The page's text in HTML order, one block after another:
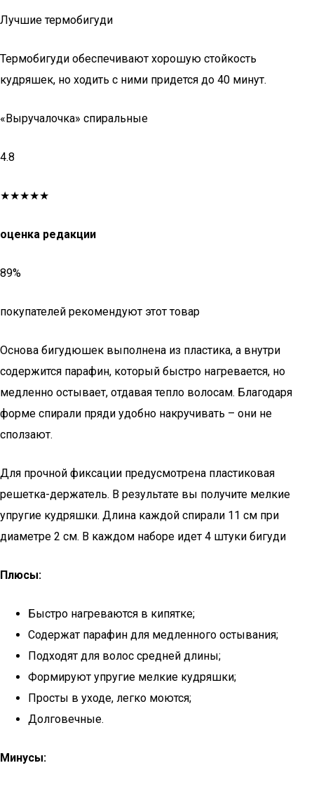
Лучшие термобигуди
Термобигуди обеспечивают хорошую стойкость
кудряшек, но ходить с ними придется до 40 минут.
«Выручалочка» спиральные
4.8
★★★★★
оценка редакции
89%
покупателей рекомендуют этот товар
Основа бигудюшек выполнена из пластика, а внутри
содержится парафин, который быстро нагревается, но
медленно остывает, отдавая тепло волосам. Благодаря
форме спирали пряди удобно накручивать – они не
сползают.
Для прочной фиксации предусмотрена пластиковая
решетка-держатель. В результате вы получите мелкие
упругие кудряшки. Длина каждой спирали 11 см при
диаметре 2 см. В каждом наборе идет 4 штуки бигуди
Плюсы:
Быстро нагреваются в кипятке;
Содержат парафин для медленного остывания;
Подходят для волос средней длины;
Формируют упругие мелкие кудряшки;
Просты в уходе, легко моются;
Долговечные.
Минусы: